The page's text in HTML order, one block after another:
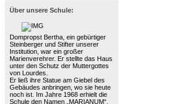
Über unsere Schule:
Dompropst Bertha, ein gebürtiger
Steinberger und Stifter unserer
Institution, war ein großer
Marienverehrer. Er stellte das Haus
unter den Schutz der Muttergottes
von Lourdes.
Er ließ ihre Statue am Giebel des
Gebäudes anbringen, wo sie heute
noch ist. Im Jahre 1968 erhielt die
Schule den Namen „MARIANUM“.